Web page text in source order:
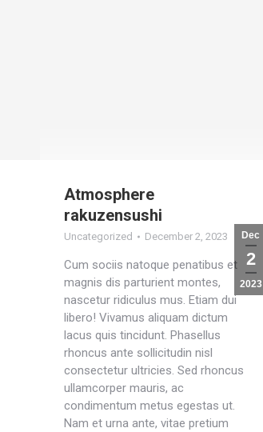
Dec
2
2023
Atmosphere
rakuzensushi
Uncategorized December 2, 2023
Cum sociis natoque penatibus et
magnis dis parturient montes,
nascetur ridiculus mus. Etiam dui
libero! Vivamus aliquam dictum
lacus quis tincidunt. Phasellus
rhoncus ante sollicitudin nisl
consectetur ultricies. Sed rhoncus
ullamcorper mauris, ac
condimentum metus egestas ut.
Nam et urna ante, vitae pretium